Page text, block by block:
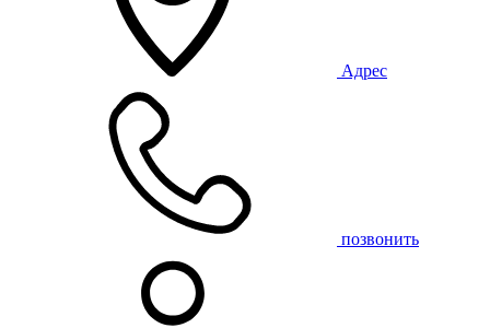
Адрес
позвонить